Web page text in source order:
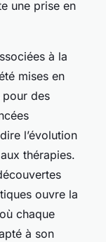
une prise en
à la
mises en
des
l’évolution
thérapies.
ouvre la
chaque
à son